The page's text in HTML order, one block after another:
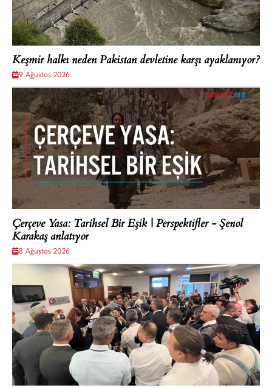
Keşmir halkı neden Pakistan devletine karşı ayaklanıyor?
9 Ağustos 2026
Çerçeve Yasa: Tarihsel Bir Eşik | Perspektifler - Şenol
Karakaş anlatıyor
8 Ağustos 2026